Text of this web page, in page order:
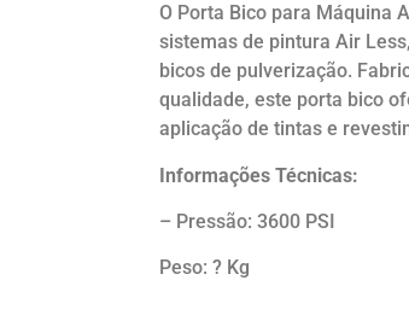
O Porta Bico para Máquina
sistemas de pintura Air
bicos de pulverização.
qualidade, este porta bico
aplicação de tintas e
Informações Técnicas:
– Pressão: 3600 PSI
Peso: ? Kg